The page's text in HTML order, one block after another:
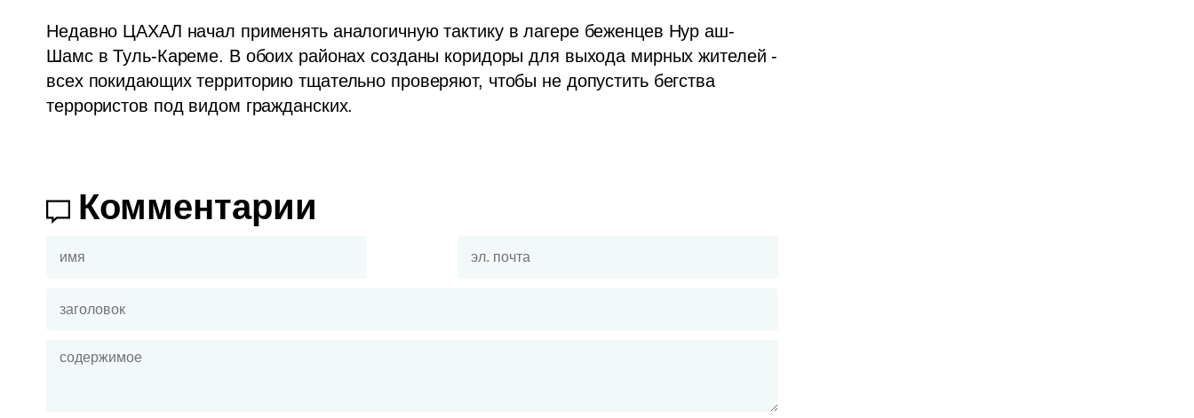
Недавно ЦАХАЛ начал применять аналогичную тактику в лагере беженцев Нур аш-
Шамс в Туль-Кареме. В обоих районах созданы коридоры для выхода мирных жителей -
всех покидающих территорию тщательно проверяют, чтобы не допустить бегства
террористов под видом гражданских.
Комментарии